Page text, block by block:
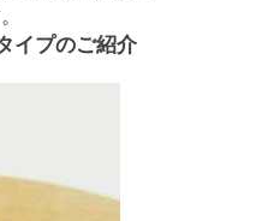
イプのご紹介